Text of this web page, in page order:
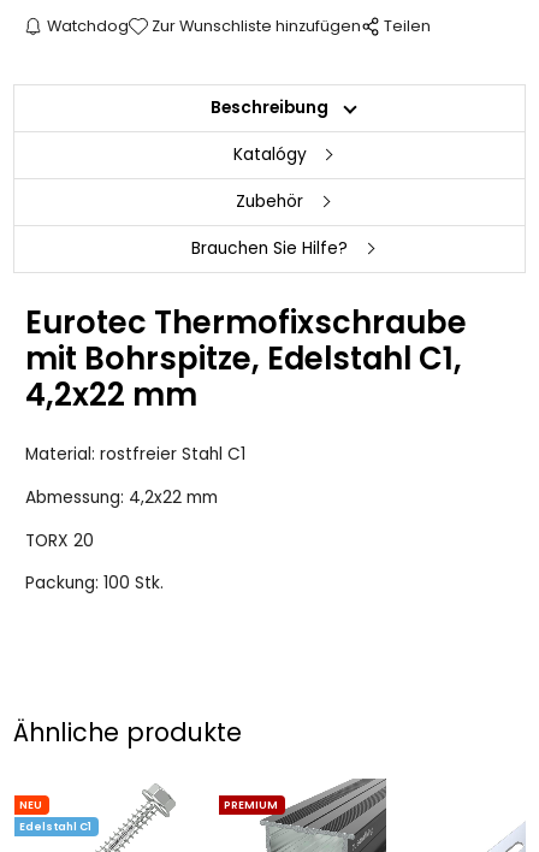
Watchdog Zur Wunschliste hinzufügen Teilen
Beschreibung
Katalógy
Zubehör
Brauchen Sie Hilfe?
Eurotec Thermofixschraube
mit Bohrspitze, Edelstahl C1,
4,2x22 mm
Material: rostfreier Stahl C1
Abmessung: 4,2x22 mm
TORX 20
Packung: 100 Stk.
Ähnliche produkte
NEU
Edelstahl C1
PREMIUM